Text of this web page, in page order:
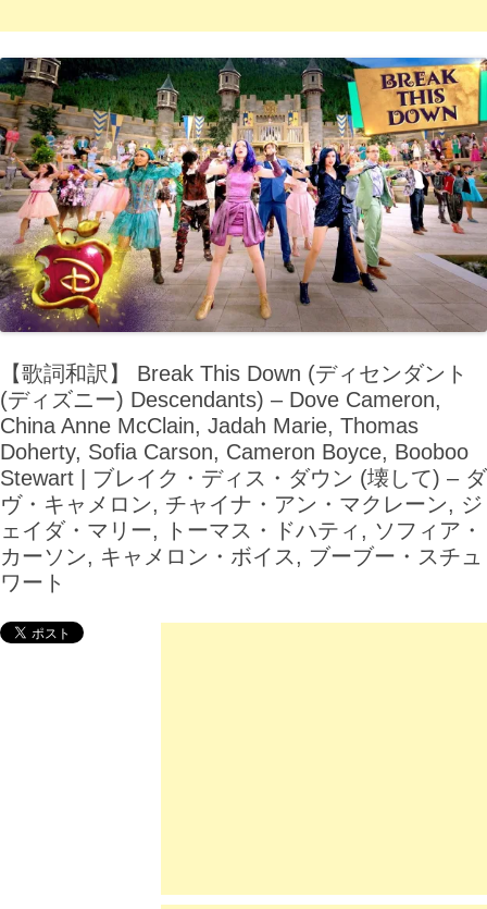
【歌詞和訳】 Break This Down (ディセンダント
(ディズニー) Descendants) – Dove Cameron,
China Anne McClain, Jadah Marie, Thomas
Doherty, Sofia Carson, Cameron Boyce, Booboo
Stewart | ブレイク・ディス・ダウン (壊して) – ダ
ヴ・キャメロン, チャイナ・アン・マクレーン, ジ
ェイダ・マリー, トーマス・ドハティ, ソフィア・
カーソン, キャメロン・ボイス, ブーブー・スチュ
ワート